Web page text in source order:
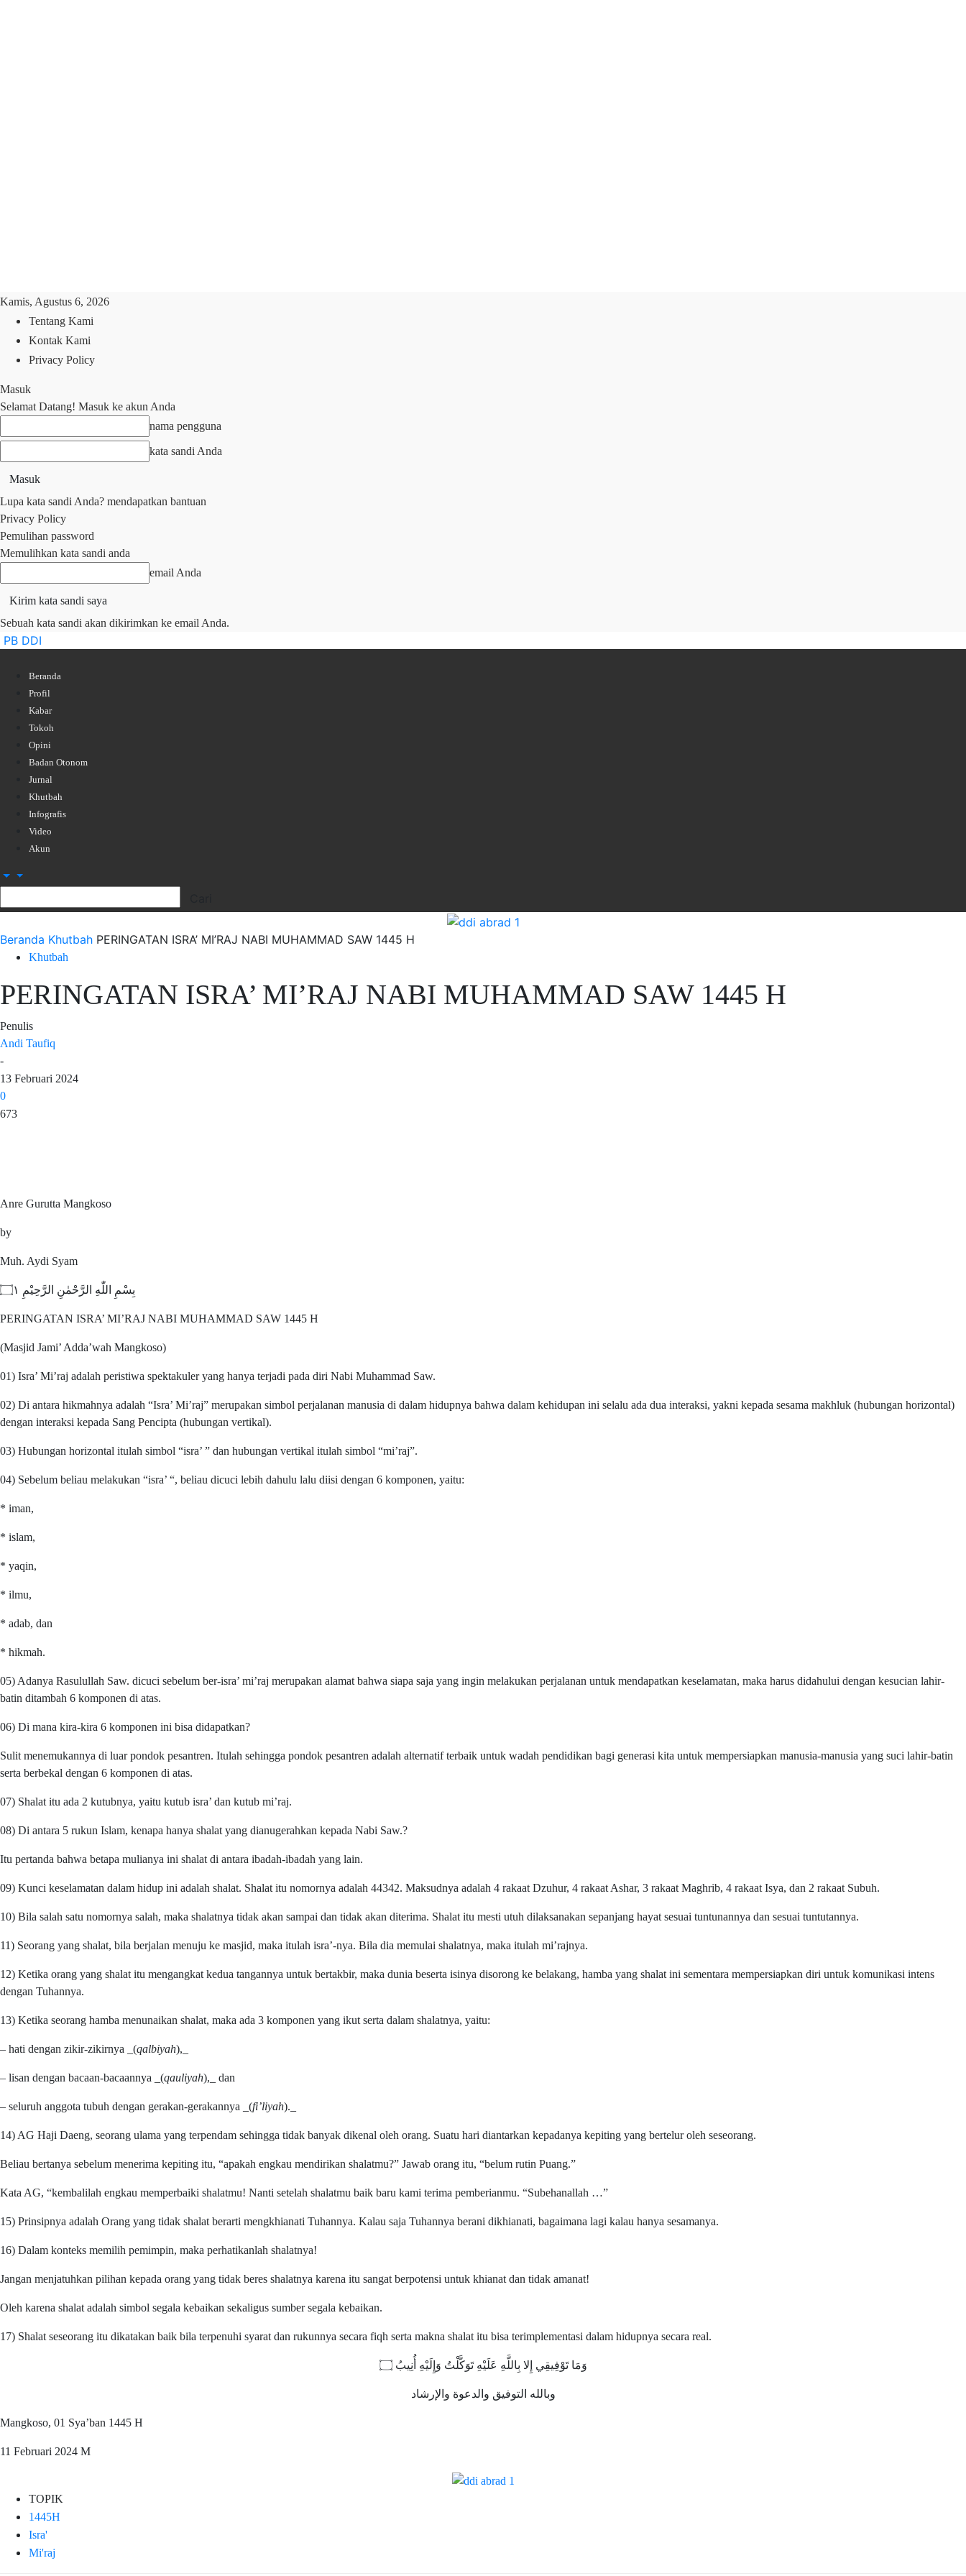
Kamis, Agustus 6, 2026
Tentang Kami
Kontak Kami
Privacy Policy
Masuk
Selamat Datang! Masuk ke akun Anda
nama pengguna
kata sandi Anda
Lupa kata sandi Anda? mendapatkan bantuan
Privacy Policy
Pemulihan password
Memulihkan kata sandi anda
email Anda
Sebuah kata sandi akan dikirimkan ke email Anda.
PB DDI
Beranda
Profil
Kabar
Tokoh
Opini
Badan Otonom
Jurnal
Khutbah
Infografis
Video
Akun
Beranda Khutbah PERINGATAN ISRA’ MI’RAJ NABI MUHAMMAD SAW 1445 H
Khutbah
PERINGATAN ISRA’ MI’RAJ NABI MUHAMMAD SAW 1445 H
Penulis
Andi Taufiq
-
13 Februari 2024
0
673
Anre Gurutta Mangkoso
by
Muh. Aydi Syam
بِسْمِ اللّٰهِ الرَّحْمٰنِ الرَّحِيْمِ ۝١
PERINGATAN ISRA’ MI’RAJ NABI MUHAMMAD SAW 1445 H
(Masjid Jami’ Adda’wah Mangkoso)
01) Isra’ Mi’raj adalah peristiwa spektakuler yang hanya terjadi pada diri Nabi Muhammad Saw.
02) Di antara hikmahnya adalah “Isra’ Mi’raj” merupakan simbol perjalanan manusia di dalam hidupnya bahwa dalam kehidupan ini selalu ada dua interaksi, yakni kepada sesama makhluk (hubungan horizontal)
dengan interaksi kepada Sang Pencipta (hubungan vertikal).
03) Hubungan horizontal itulah simbol “isra’ ” dan hubungan vertikal itulah simbol “mi’raj”.
04) Sebelum beliau melakukan “isra’ “, beliau dicuci lebih dahulu lalu diisi dengan 6 komponen, yaitu:
* iman,
* islam,
* yaqin,
* ilmu,
* adab, dan
* hikmah.
05) Adanya Rasulullah Saw. dicuci sebelum ber-isra’ mi’raj merupakan alamat bahwa siapa saja yang ingin melakukan perjalanan untuk mendapatkan keselamatan, maka harus didahului dengan kesucian lahir-
batin ditambah 6 komponen di atas.
06) Di mana kira-kira 6 komponen ini bisa didapatkan?
Sulit menemukannya di luar pondok pesantren. Itulah sehingga pondok pesantren adalah alternatif terbaik untuk wadah pendidikan bagi generasi kita untuk mempersiapkan manusia-manusia yang suci lahir-batin
serta berbekal dengan 6 komponen di atas.
07) Shalat itu ada 2 kutubnya, yaitu kutub isra’ dan kutub mi’raj.
08) Di antara 5 rukun Islam, kenapa hanya shalat yang dianugerahkan kepada Nabi Saw.?
Itu pertanda bahwa betapa mulianya ini shalat di antara ibadah-ibadah yang lain.
09) Kunci keselamatan dalam hidup ini adalah shalat. Shalat itu nomornya adalah 44342. Maksudnya adalah 4 rakaat Dzuhur, 4 rakaat Ashar, 3 rakaat Maghrib, 4 rakaat Isya, dan 2 rakaat Subuh.
10) Bila salah satu nomornya salah, maka shalatnya tidak akan sampai dan tidak akan diterima. Shalat itu mesti utuh dilaksanakan sepanjang hayat sesuai tuntunannya dan sesuai tuntutannya.
11) Seorang yang shalat, bila berjalan menuju ke masjid, maka itulah isra’-nya. Bila dia memulai shalatnya, maka itulah mi’rajnya.
12) Ketika orang yang shalat itu mengangkat kedua tangannya untuk bertakbir, maka dunia beserta isinya disorong ke belakang, hamba yang shalat ini sementara mempersiapkan diri untuk komunikasi intens
dengan Tuhannya.
13) Ketika seorang hamba menunaikan shalat, maka ada 3 komponen yang ikut serta dalam shalatnya, yaitu:
– hati dengan zikir-zikirnya _(qalbiyah),_
– lisan dengan bacaan-bacaannya _(qauliyah),_ dan
– seluruh anggota tubuh dengan gerakan-gerakannya _(fi’liyah)._
14) AG Haji Daeng, seorang ulama yang terpendam sehingga tidak banyak dikenal oleh orang. Suatu hari diantarkan kepadanya kepiting yang bertelur oleh seseorang.
Beliau bertanya sebelum menerima kepiting itu, “apakah engkau mendirikan shalatmu?” Jawab orang itu, “belum rutin Puang.”
Kata AG, “kembalilah engkau memperbaiki shalatmu! Nanti setelah shalatmu baik baru kami terima pemberianmu. “Subehanallah …”
15) Prinsipnya adalah Orang yang tidak shalat berarti mengkhianati Tuhannya. Kalau saja Tuhannya berani dikhianati, bagaimana lagi kalau hanya sesamanya.
16) Dalam konteks memilih pemimpin, maka perhatikanlah shalatnya!
Jangan menjatuhkan pilihan kepada orang yang tidak beres shalatnya karena itu sangat berpotensi untuk khianat dan tidak amanat!
Oleh karena shalat adalah simbol segala kebaikan sekaligus sumber segala kebaikan.
17) Shalat seseorang itu dikatakan baik bila terpenuhi syarat dan rukunnya secara fiqh serta makna shalat itu bisa terimplementasi dalam hidupnya secara real.
وَمَا تَوْفِيقِي إِلا بِاللَّهِ عَلَيْهِ تَوَكَّلْتُ وَإِلَيْهِ أُنِيبُ ۝
وبالله التوفيق والدعوة والإرشاد
Mangkoso, 01 Sya’ban 1445 H
11 Februari 2024 M
TOPIK
1445H
Isra'
Mi'raj